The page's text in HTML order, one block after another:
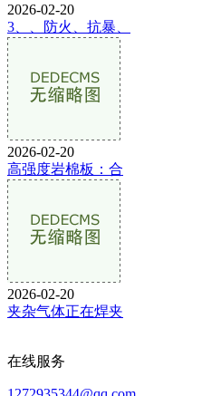
2026-02-20
3、、防火、抗暴、
2026-02-20
高强度岩棉板：合
2026-02-20
夹杂气体正在焊夹
在线服务